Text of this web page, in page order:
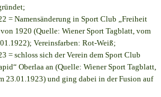
= Namensänderung in Sport Club „Freiheit
1920 (Quelle: Wiener Sport Tagblatt, vom
Vereinsfarben: Rot-Weiß;
= schloss sich der Verein dem Sport Club
Oberlaa an (Quelle: Wiener Sport Tagblatt,
23.01.1923) und ging dabei in der Fusion auf